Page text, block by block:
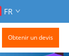
FR
Obtenir un devis